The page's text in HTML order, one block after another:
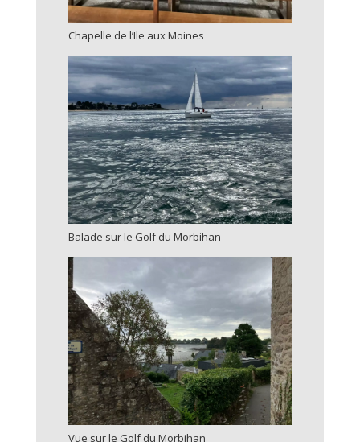
Chapelle de l’Ile aux Moines
Balade sur le Golf du Morbihan
Vue sur le Golf du Morbihan